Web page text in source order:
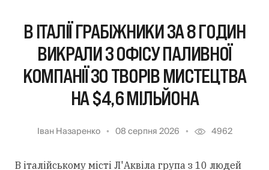
В ІТАЛІЇ ГРАБІЖНИКИ ЗА 8 ГОДИН
ВИКРАЛИ З ОФІСУ ПАЛИВНОЇ
КОМПАНІЇ 30 ТВОРІВ МИСТЕЦТВА
НА $4,6 МІЛЬЙОНА
Іван Назаренко 08 серпня 2026 4962
В італійському місті Л'Аквіла група з 10 людей